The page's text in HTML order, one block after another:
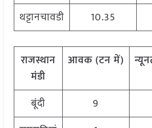
थट्टानचावडी
10.35
राजस्थान
मंडी
आवक (टनमें)
बूंदी 9